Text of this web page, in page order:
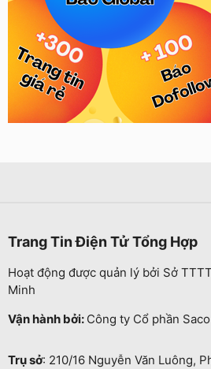
Trang Tin Điện Tử Tổng Hợp
Hoạt động được quản lý bởi Sở
Minh
Vận hành bởi: Công ty Cổ phần
Trụ sở: 210/16 Nguyễn Văn Luông,